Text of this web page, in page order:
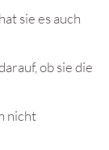
sie es auch
ob sie die
nicht